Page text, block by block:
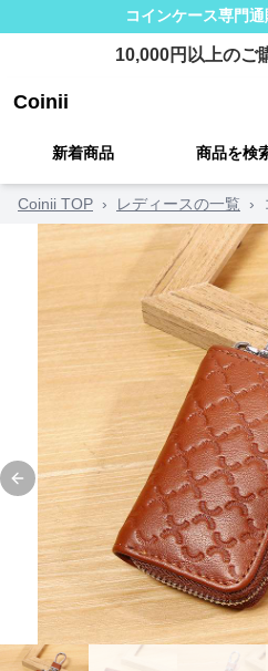
コインケース専門通
10,000円以上のご
Coinii
新着商品 商品を検
Coinii TOP › レディースの一覧 ›
Previous slide